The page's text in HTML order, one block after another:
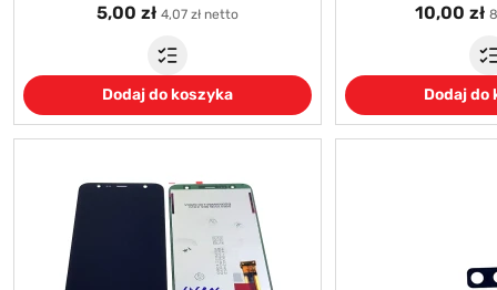
5,00 zł 4,07 zł netto
Dodaj do koszyka
10,00 zł
Dodaj do